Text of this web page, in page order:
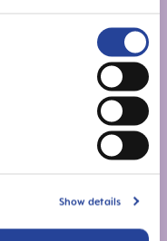
Show details